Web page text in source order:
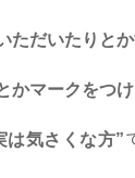
ただいたりとか
ークをつけら
は気さくな方”